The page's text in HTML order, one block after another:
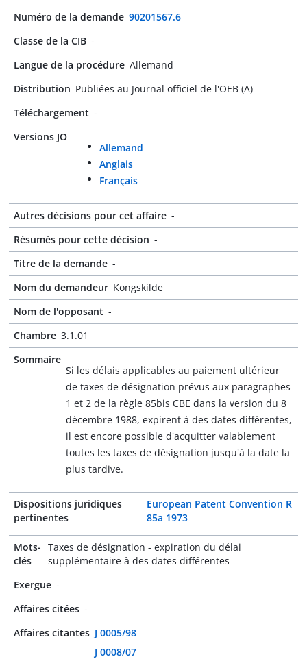
Numéro de la demande 90201567.6
Classe de la CIB -
Langue de la procédure Allemand
Distribution Publiées au Journal officiel de l'OEB (A)
Téléchargement -
Versions JO
Allemand
Anglais
Français
Autres décisions pour cet affaire -
Résumés pour cette décision -
Titre de la demande -
Nom du demandeur Kongskilde
Nom de l'opposant -
Chambre 3.1.01
Sommaire
Si les délais applicables au paiement ultérieur
de taxes de désignation prévus aux paragraphes
1 et 2 de la règle 85bis CBE dans la version du 8
décembre 1988, expirent à des dates différentes,
il est encore possible d'acquitter valablement
toutes les taxes de désignation jusqu'à la date la
plus tardive.
Dispositions juridiques
pertinentes
European Patent Convention R
85a 1973
Mots-
clés
Taxes de désignation - expiration du délai
supplémentaire à des dates différentes
Exergue -
Affaires citées -
Affaires citantes J 0005/98
J 0008/07